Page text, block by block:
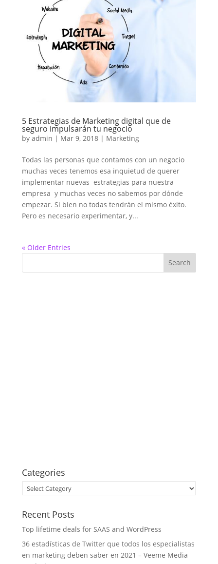
5 Estrategias de Marketing digital que de
seguro impulsarán tu negocio
by admin | Mar 9, 2018| Marketing
Todas las personas que contamos con un negocio
muchas veces tenemos esa inquietud de querer
implementar nuevas estrategias para nuestra
empresa y muchas veces no sabemos por dónde
empezar. Si bien no todas tendrán el mismo éxito.
Pero es necesario experimentar, y...
« Older Entries
Categories
Categories
Recent Posts
Top lifetime deals for SAAS and WordPress
36 estadísticas de Twitter que todos los especialistas
en marketing deben saber en 2021 – Veeme Media